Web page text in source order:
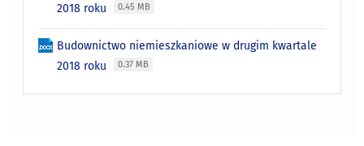
2018 roku
0.45 MB
Budownictwo niemieszkaniowe w drugim kwartale
2018 roku
0.37 MB